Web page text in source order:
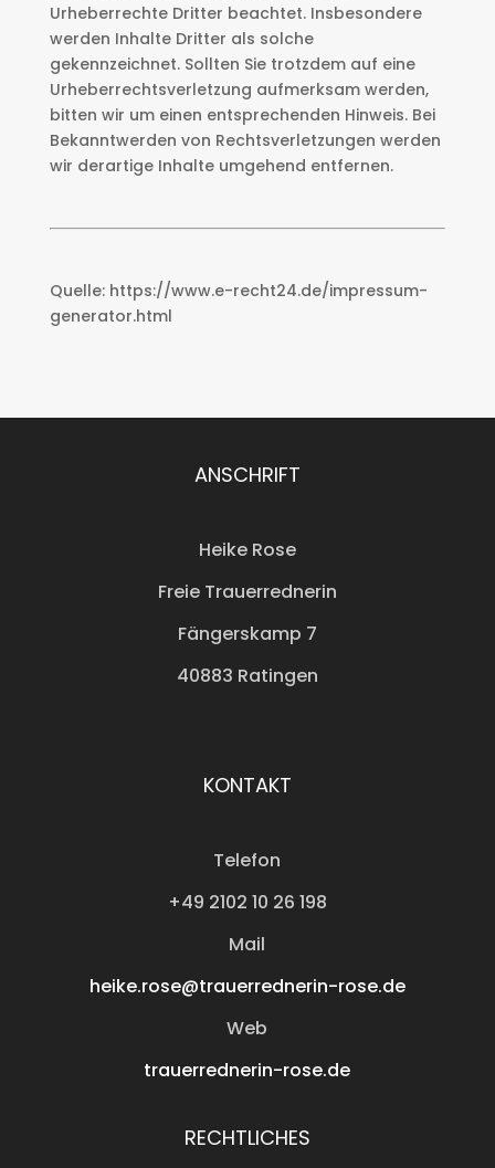
Urheberrechte Dritter beachtet. Insbesondere
werden Inhalte Dritter als solche
gekennzeichnet. Sollten Sie trotzdem auf eine
Urheberrechtsverletzung aufmerksam werden,
bitten wir um einen entsprechenden Hinweis. Bei
Bekanntwerden von Rechtsverletzungen werden
wir derartige Inhalte umgehend entfernen.
Quelle: https://www.e-recht24.de/impressum-
generator.html
ANSCHRIFT
Heike Rose
Freie Trauerrednerin
Fängerskamp 7
40883 Ratingen
KONTAKT
Telefon
+49 2102 10 26 198
Mail
heike.rose@trauerrednerin-rose.de
Web
trauerrednerin-rose.de
RECHTLICHES